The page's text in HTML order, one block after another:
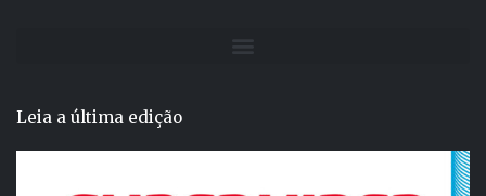
Leia a última edição